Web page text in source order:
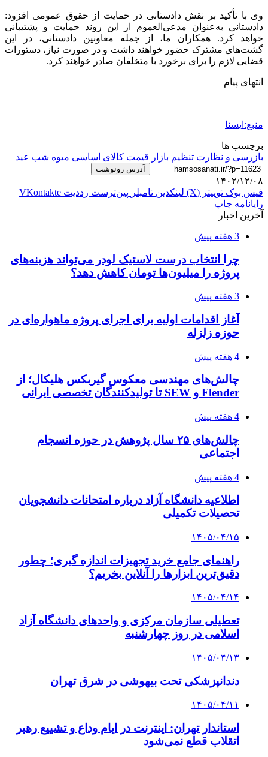
وی با تأکید بر نقش دادستانی در حمایت از حقوق عمومی افزود:
دادستانی به‌عنوان مدعی‌العموم از این روند حمایت و پشتیبانی
خواهد کرد. همکاران ما، از جمله معاونین دادستانی، در این
گشت‌های مشترک حضور خواهند داشت و در صورت نیاز، دستورات
قضایی لازم را برای برخورد با متخلفان صادر خواهند کرد.
انتهای پیام
منبع:ایسنا
برچسب ها
بازرسی و نظارت تنظیم بازار قیمت کالای اساسی میوه شب عید
آدرس رونوشت
۱۴۰۲/۱۲/۰۸
فیس بوک توییتر (X) لینکدین ‫تامبلر ‫پین‌ترست ‫رددیت ‫VKontakte
رایانامه چاپ
آخرین اخبار
3 هفته پیش
چرا انتخاب درست لاستیک لودر می‌تواند هزینه‌های
پروژه را میلیون‌ها تومان کاهش دهد؟
3 هفته پیش
آغاز اقدامات اولیه برای اجرای پروژه ماهواره‌ای در
حوزه زلزله
4 هفته پیش
چالش‌های مهندسی معکوس گیربکس هلیکال؛ از
Flender و SEW تا تولیدکنندگان تخصصی ایرانی
4 هفته پیش
چالش‌های ۲۵ سال پژوهش در حوزه انسجام
اجتماعی
4 هفته پیش
اطلاعیه دانشگاه آزاد درباره امتحانات دانشجویان
تحصیلات تکمیلی
۱۴۰۵/۰۴/۱۵
راهنمای جامع خرید تجهیزات اندازه گیری؛ چطور
دقیق‌ترین ابزارها را آنلاین بخریم؟
۱۴۰۵/۰۴/۱۴
تعطیلی سازمان مرکزی و واحدهای دانشگاه آزاد
اسلامی در روز چهارشنبه
۱۴۰۵/۰۴/۱۳
دندانپزشکی تحت بیهوشی در شرق تهران
۱۴۰۵/۰۴/۱۱
استاندار تهران: اینترنت در ایام وداع و تشییع رهبر
اتقلاب قطع نمی‌شود